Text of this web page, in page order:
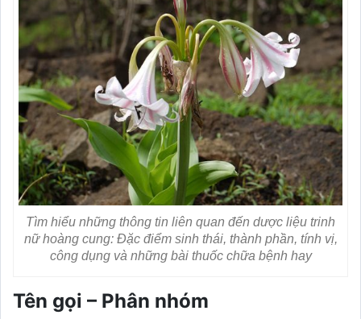
Tìm hiểu những thông tin liên quan đến dược liệu trinh
nữ hoàng cung: Đặc điểm sinh thái, thành phần, tính vị,
công dụng và những bài thuốc chữa bệnh hay
Tên gọi – Phân nhóm